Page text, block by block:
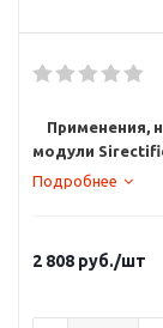
Применения,
модули
привода:
Подробнее
2 808 руб./шт